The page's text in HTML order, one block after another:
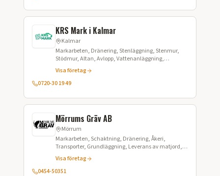
KRS Mark i Kalmar
Kalmar
Markarbeten, Dränering, Stenläggning, Stenmur,
Stödmur, Altan, Avlopp, Vattenanläggning,
Markentreprenad
Visa företag
0720-30 19 49
Mörrums Gräv AB
Mörrum
Markarbeten, Schaktning, Dränering, Åkeri,
Transporter, Grundläggning, Leverans av matjord,
Grus och makadam, Dikesgrävning, Rörläggning,
Snöröjning, Sandning, Stubbfräsning, Räckeslagning
Visa företag
0454-50351